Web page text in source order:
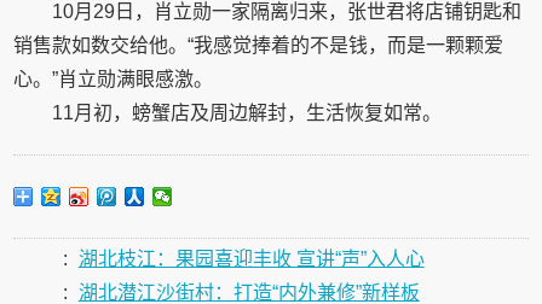
10月29日，肖立勋一家隔离归来，张世君将店铺钥匙和
销售款如数交给他。“我感觉捧着的不是钱，而是一颗颗爱
心。”肖立勋满眼感激。
11月初，螃蟹店及周边解封，生活恢复如常。
: 湖北枝江：果园喜迎丰收 宣讲“声”入人心
: 湖北潜江沙街村：打造“内外兼修”新样板